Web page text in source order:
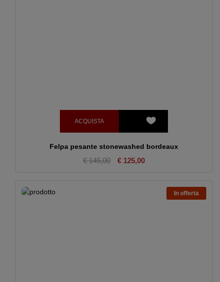
ACQUISTA
Felpa pesante stonewashed bordeaux
€ 145,00 € 125,00
In offerta